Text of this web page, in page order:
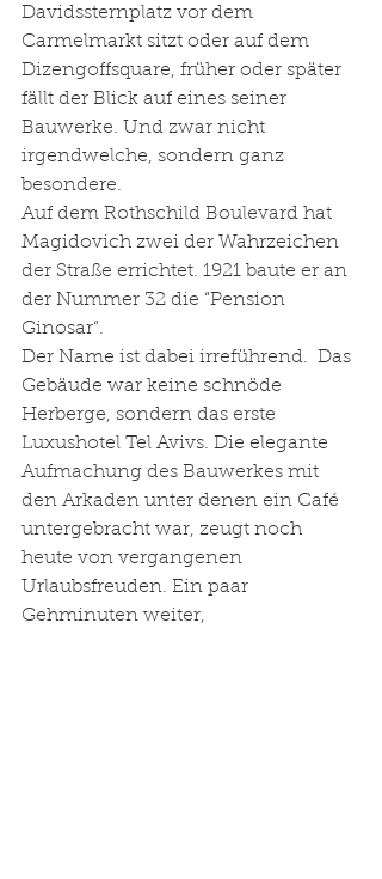
Davidssternplatz vor dem
Carmelmarkt sitzt oder auf dem
Dizengoffsquare, früher oder später
fällt der Blick auf eines seiner
Bauwerke. Und zwar nicht
irgendwelche, sondern ganz
besondere.
Auf dem Rothschild Boulevard hat
Magidovich zwei der Wahrzeichen
der Straße errichtet. 1921 baute er an
der Nummer 32 die “Pension
Ginosar“.
Der Name ist dabei irreführend.  Das
Gebäude war keine schnöde
Herberge, sondern das erste
Luxushotel Tel Avivs. Die elegante
Aufmachung des Bauwerkes mit
den Arkaden unter denen ein Café
untergebracht war, zeugt noch
heute von vergangenen
Urlaubsfreuden. Ein paar
Gehminuten weiter,